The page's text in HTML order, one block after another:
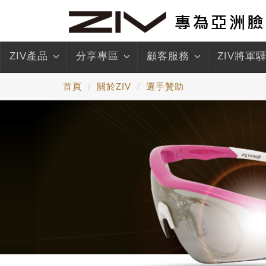
ZIV產品 分享專區 顧客服務 ZIV將軍
首頁 關於ZIV 選手贊助